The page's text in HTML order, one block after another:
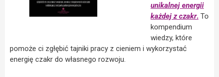
unikalnej energii
każdej z czakr. To
kompendium
wiedzy, które
pomoże ci zgłębić tajniki pracy z cieniem i wykorzystać
energię czakr do własnego rozwoju.